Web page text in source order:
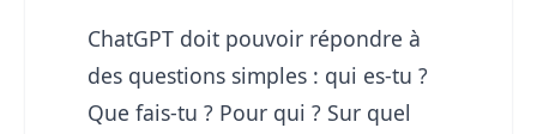
ChatGPT doit pouvoir répondre à
des questions simples : qui es-tu ?
Que fais-tu ? Pour qui ? Sur quel